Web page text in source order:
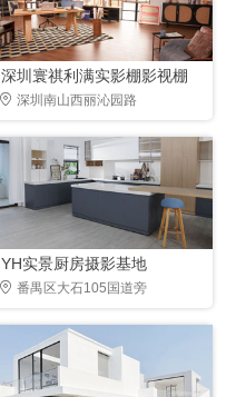
深圳寰祺利满实影棚影视棚
深圳南山西丽沁园路
YH实景厨房摄影基地
番禺区大石105国道旁